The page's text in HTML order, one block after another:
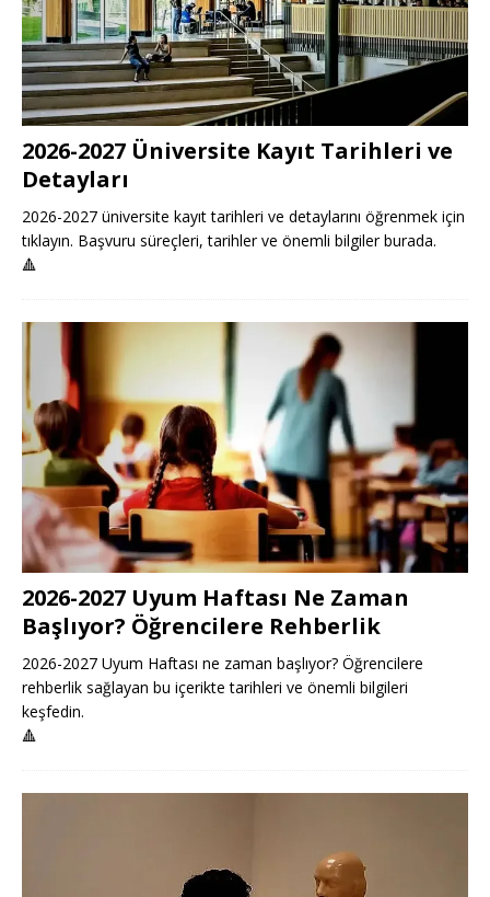
2026-2027 Üniversite Kayıt Tarihleri ve
Detayları
2026-2027 üniversite kayıt tarihleri ve detaylarını öğrenmek için
tıklayın. Başvuru süreçleri, tarihler ve önemli bilgiler burada.
🔺
2026-2027 Uyum Haftası Ne Zaman
Başlıyor? Öğrencilere Rehberlik
2026-2027 Uyum Haftası ne zaman başlıyor? Öğrencilere
rehberlik sağlayan bu içerikte tarihleri ve önemli bilgileri
keşfedin.
🔺